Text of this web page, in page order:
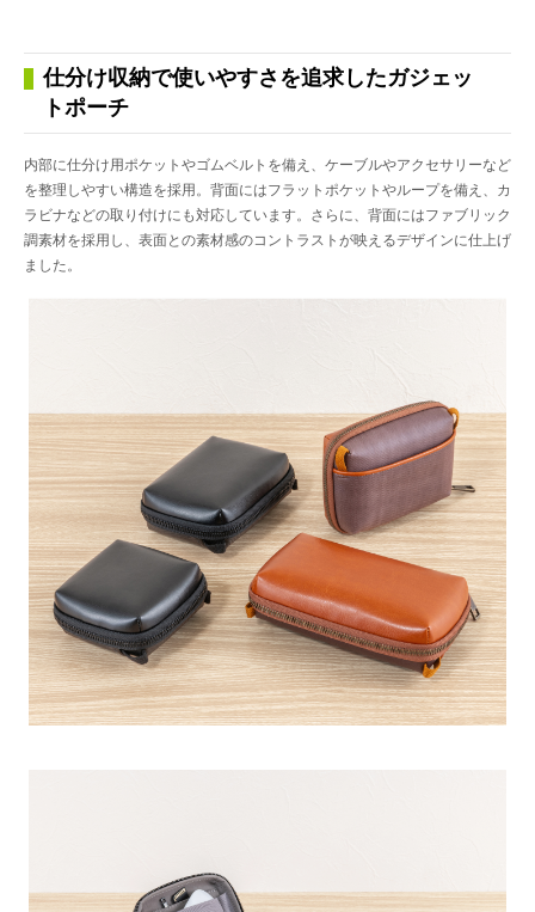
仕分け収納で使いやすさを追求したガジェッ
トポーチ
内部に仕分け用ポケットやゴムベルトを備え、ケーブルやアクセサリーなど
を整理しやすい構造を採用。背面にはフラットポケットやループを備え、カ
ラビナなどの取り付けにも対応しています。さらに、背面にはファブリック
調素材を採用し、表面との素材感のコントラストが映えるデザインに仕上げ
ました。